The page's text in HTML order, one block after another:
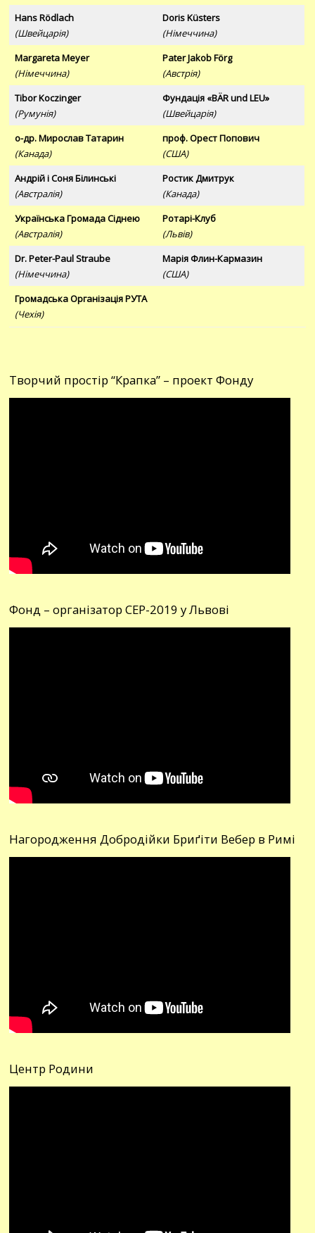
Hans Rödlach
(Швейцарія)
Doris Küsters
(Німеччина)
Margareta Meyer
(Німеччина)
Pater Jakob Förg
(Австрія)
Tibor Koczinger
(Румунія)
Фундація «BÄR und LEU»
(Швейцарія)
о-др. Мирослав Татарин
(Канада)
проф. Орест Попович
(США)
Андрій і Соня Білинські
(Австралія)
Ростик Дмитрук
(Канада)
Українська Громада Сіднею
(Австралія)
Ротарі-Клуб
(Львів)
Dr. Peter-Paul Straube
(Німеччина)
Марія Флин-Кармазин
(США)
Громадська Організація РУТА
(Чехія)
Творчий простір “Крапка” – проект Фонду
Фонд – організатор СЕР-2019 у Львові
Нагородження Добродійки Бриґіти Вебер в Римі
Центр Родини